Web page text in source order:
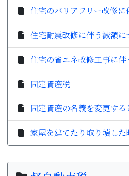
住宅のバリアフリー改修に
住宅耐震改修に伴う減額に
住宅の省エネ改修工事に
固定資産税
固定資産の名義を変更する
家屋を建てたり取り壊し